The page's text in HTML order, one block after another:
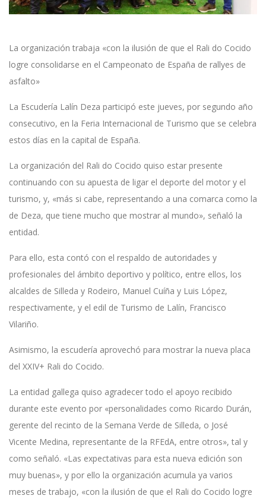
La organización trabaja «con la ilusión de que el Rali do Cocido
logre consolidarse en el Campeonato de España de rallyes de
asfalto»
La Escudería Lalín Deza participó este jueves, por segundo año
consecutivo, en la Feria Internacional de Turismo que se celebra
estos días en la capital de España.
La organización del Rali do Cocido quiso estar presente
continuando con su apuesta de ligar el deporte del motor y el
turismo, y, «más si cabe, representando a una comarca como la
de Deza, que tiene mucho que mostrar al mundo», señaló la
entidad.
Para ello, esta contó con el respaldo de autoridades y
profesionales del ámbito deportivo y político, entre ellos, los
alcaldes de Silleda y Rodeiro, Manuel Cuíña y Luis López,
respectivamente, y el edil de Turismo de Lalín, Francisco
Vilariño.
Asimismo, la escudería aprovechó para mostrar la nueva placa
del XXIV+ Rali do Cocido.
La entidad gallega quiso agradecer todo el apoyo recibido
durante este evento por «personalidades como Ricardo Durán,
gerente del recinto de la Semana Verde de Silleda, o José
Vicente Medina, representante de la RFEdA, entre otros», tal y
como señaló. «Las expectativas para esta nueva edición son
muy buenas», y por ello la organización acumula ya varios
meses de trabajo, «con la ilusión de que el Rali do Cocido logre